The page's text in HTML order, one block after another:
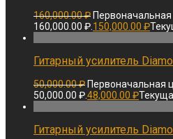
160,000.00₽
160,000.00 ₽.150,000.00 ₽
Гитарный усилитель
50,000.00₽ Первоначальная
50,000.00 ₽.48,000.00 ₽
Гитарный усилитель